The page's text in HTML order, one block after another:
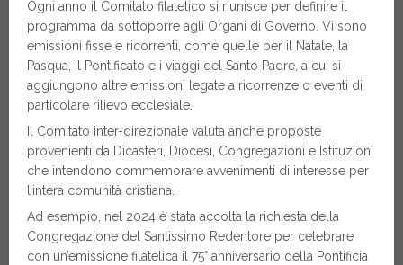
Ogni anno il Comitato filatelico si riunisce per definire il
programma da sottoporre agli Organi di Governo. Vi sono
emissioni fisse e ricorrenti, come quelle per il Natale, la
Pasqua, il Pontificato e i viaggi del Santo Padre, a cui si
aggiungono altre emissioni legate a ricorrenze o eventi di
particolare rilievo ecclesiale.
Il Comitato inter-direzionale valuta anche proposte
provenienti da Dicasteri, Diocesi, Congregazioni e Istituzioni
che intendono commemorare avvenimenti di interesse per
l’intera comunità cristiana.
Ad esempio, nel 2024 è stata accolta la richiesta della
Congregazione del Santissimo Redentore per celebrare
con un’emissione filatelica il 75° anniversario della Pontificia